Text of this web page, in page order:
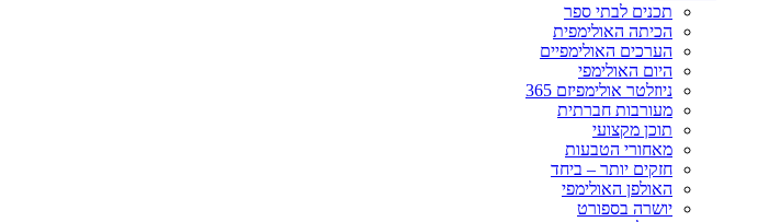
תכנים לבתי ספר
הכיתה האולימפית
הערכים האולימפיים
היום האולימפי
ניוזלטר אולימפיזם 365
מעורבות חברתית
תוכן מקצועי
מאחורי הטבעות
חזקים יותר – ביחד
האולפן האולימפי
יושרה בספורט